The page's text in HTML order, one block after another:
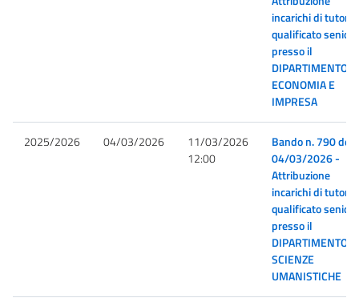
incarichi di tutor
qualificato senior
presso il
DIPARTIMENTO
ECONOMIA E
IMPRESA
2025/2026 04/03/2026
11/03/2026
12:00
Bando n. 790 del
04/03/2026 -
Attribuzione
incarichi di tutor
qualificato senior
presso il
DIPARTIMENTO
SCIENZE
UMANISTICHE